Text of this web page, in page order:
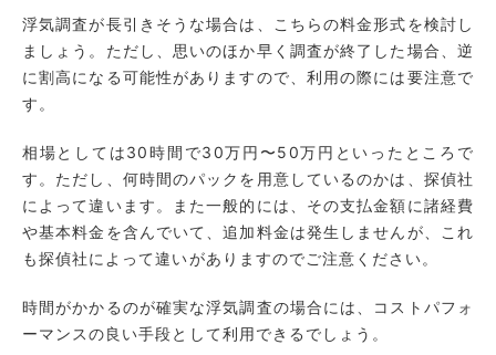
浮気調査が長引きそうな場合は、こちらの料金形式を検討し
ましょう。ただし、思いのほか早く調査が終了した場合、逆
に割高になる可能性がありますので、利用の際には要注意で
す。
相場としては30時間で30万円〜50万円といったところで
す。ただし、何時間のパックを用意しているのかは、探偵社
によって違います。また一般的には、その支払金額に諸経費
や基本料金を含んでいて、追加料金は発生しませんが、これ
も探偵社によって違いがありますのでご注意ください。
時間がかかるのが確実な浮気調査の場合には、コストパフォ
ーマンスの良い手段として利用できるでしょう。